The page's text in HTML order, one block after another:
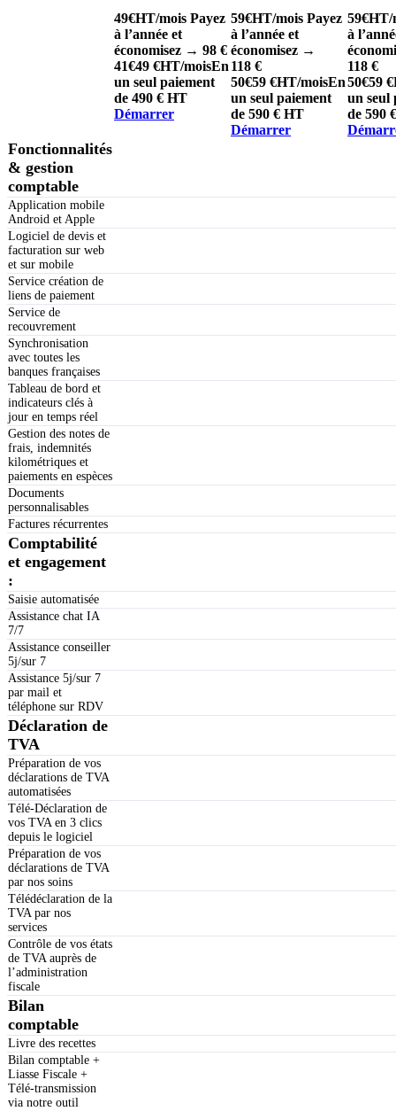
49€HT/mois Payez
à l’année et
économisez → 98 €
41€49 €HT/moisEn
un seul paiement
de 490 € HT
Démarrer
59€HT/mois Payez
à l’année et
économisez →
118 €
50€59 €HT/moisEn
un seul paiement
de 590 € HT
Démarrer
59€HT/
à
118 €
50€59 €
un seul
de 590
Fonctionnalités
& gestion
comptable
Application mobile
Android et Apple
Logiciel de devis et
facturation sur web
et sur mobile
Service création de
liens de paiement
Service de
recouvrement
Synchronisation
avec toutes les
banques françaises
Tableau de bord et
indicateurs clés à
jour en temps réel
Gestion des notes de
frais, indemnités
kilométriques et
paiements en espèces
Documents
personnalisables
Factures récurrentes
Comptabilité
et engagement
:
Saisie automatisée
Assistance chat IA
7/7
Assistance conseiller
5j/sur 7
Assistance 5j/sur 7
par mail et
téléphone sur RDV
Déclaration de
TVA
Préparation de vos
déclarations de TVA
automatisées
Télé-Déclaration de
vos TVA en 3 clics
depuis le logiciel
Préparation de vos
déclarations de TVA
par nos soins
Télédéclaration de la
TVA par nos
services
Contrôle de vos états
de TVA auprès de
l’administration
fiscale
Bilan
comptable
Livre des recettes
Bilan comptable +
Liasse Fiscale +
Télé-transmission
via notre outil